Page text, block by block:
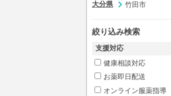
大分県 竹田市
絞り込み検索
支援対応
健康相談対応
お薬即日配送
オンライン服薬指導